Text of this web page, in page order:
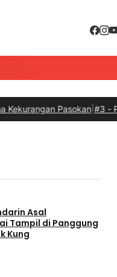
Pasokan|#3 -Perkuat
Asal
Tampil di Panggung
Kung